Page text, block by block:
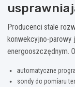
Producenci stale
konwekcyjno-parowy
energooszczędnym.
automatyczne
sondy do pomiaru